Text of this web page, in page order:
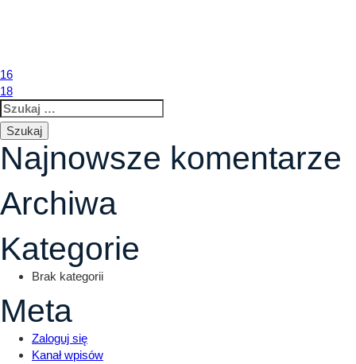
Nawigacja
wpisu
16
18
Szukaj:
Najnowsze komentarze
Archiwa
Kategorie
Brak kategorii
Meta
Zaloguj się
Kanał wpisów